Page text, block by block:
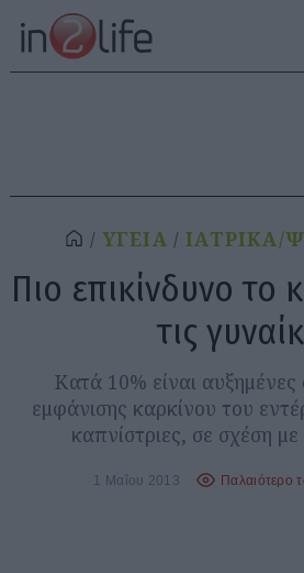
ΥΓΕΙΑ ΙΑΤΡΙΚΑ/
Πιο επικίνδυνο το
τις
Κατά 10% είναι αυξημένες
εμφάνισης καρκίνου του
καπνίστριες, σε σχέση
1 Μαΐου 2013 Παλαιότερο